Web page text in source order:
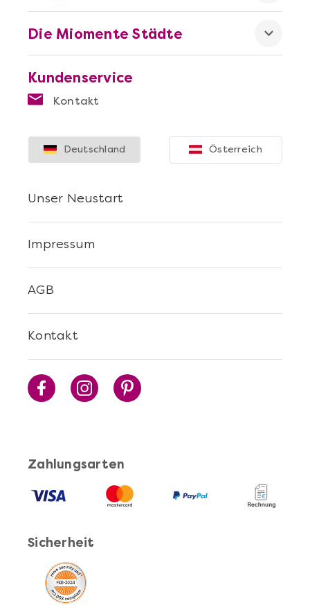
Sushi Selber Machen - DIY-Set
Mehr anzeigen
Kundenservice
Kontakt
Die Miomente Städte
Zahlungsarten
Sicherheit
Kontakt
AGB
Impressum
Unser Neustart
Deutschland Österreich